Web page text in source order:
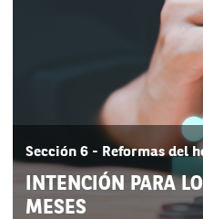
Sección 6 - Reformas del
INTENCIÓN PARA
MESES